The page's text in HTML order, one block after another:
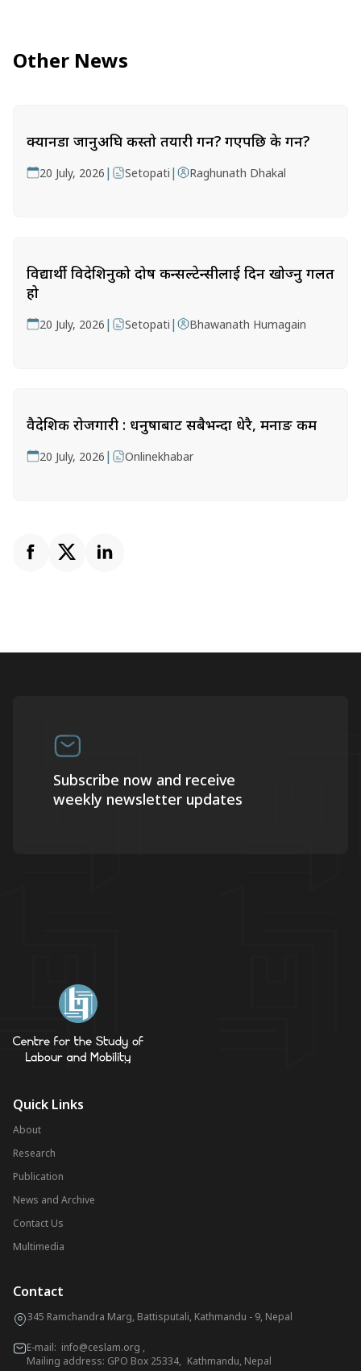
Other News
क्यानडा जानुअघि कस्तो तयारी गर्ने? गएपछि के गर्ने?
20 July, 2026 | Setopati | Raghunath Dhakal
विद्यार्थी विदेशिनुको दोष कन्सल्टेन्सीलाई दिन खोज्नु गलत
हो
20 July, 2026 | Setopati | Bhawanath Humagain
वैदेशिक रोजगारी : धनुषाबाट सबैभन्दा धेरै, मनाङ कम
20 July, 2026 | Onlinekhabar
Subscribe now and receive
weekly newsletter updates
Quick Links
About
Research
Publication
News and Archive
Contact Us
Multimedia
Contact
345 Ramchandra Marg, Battisputali, Kathmandu - 9, Nepal
E-mail: info@ceslam.org ,
Mailing address: GPO Box 25334, Kathmandu, Nepal